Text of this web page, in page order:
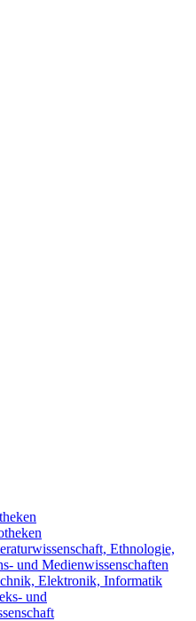
Ethnologie,
und Medienwissenschaften
Elektronik, Informatik
und